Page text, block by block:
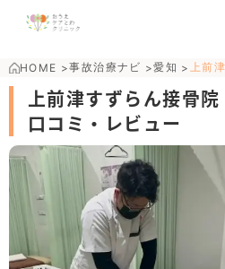
HOME >事故治療ナビ >愛知 > 上前
上前津すずらん接骨
口コミ・レビュー